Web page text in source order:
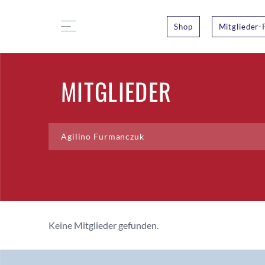
Shop Mitglieder-
MITGLIEDER
Keine Mitglieder gefunden.